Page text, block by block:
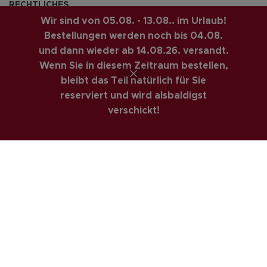
Wir sind von 05.08. - 13.08.. im Urlaub!
Bestellungen werden noch bis 04.08.
und dann wieder ab 14.08.26. versandt.
Wenn Sie in diesem Zeitraum bestellen,
bleibt das Teil natürlich für Sie
reserviert und wird alsbaldigst
verschickt!
RECHTLICHES
Datenschutzerklärung
Privatsphäre & Datenschutz